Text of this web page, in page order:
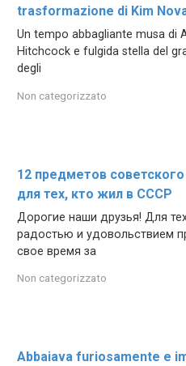
trasformazione di Kim
Un tempo abbagliante musa di
Hitchcock e fulgida stella del
degli
Non categorizzato
12 предметов
для тех, кто жил в СССР
Дорогие наши друзья! Для
радостью и удовольствием
свое время за
Non categorizzato
Abbaiava furiosamente e